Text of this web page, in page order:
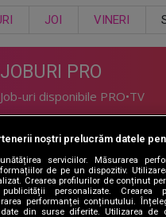
JOI VINERI
JOBURI PRO
Job-uri disponibile PRO•TV
LIFESTYLE
Doctor de Bine
Acasă
Acasă Gold
noștri prelucrăm datele
serviciilor. Măsurarea
de pe un dispozitiv.
Crearea profilurilor de conținut
personalizate. Crearea
performanței conținutului.
din surse diferite. Utilizarea de